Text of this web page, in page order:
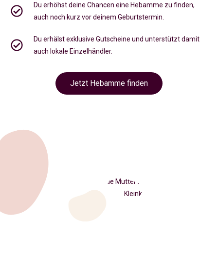
Du erhöhst deine Chancen eine Hebamme zu finden,
auch noch kurz vor deinem Geburtstermin
Du erhälst exklusive Gutscheine und unterstützt damit
auch lokale Einzelhändler.
Jetzt Hebamme finden